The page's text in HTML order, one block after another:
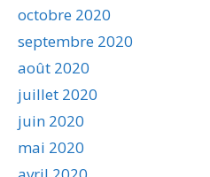
octobre 2020
septembre 2020
août 2020
juillet 2020
juin 2020
mai 2020